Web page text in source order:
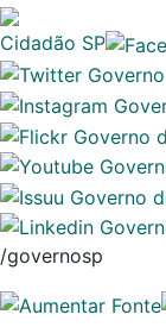
Cidadão SP
/governosp